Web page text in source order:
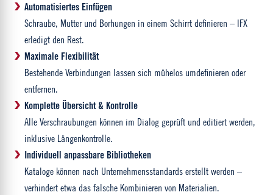
Automatisiertes Einfügen
Schraube, Mutter und Borhungen in einem Schirrt definieren – IFX
erledigt den Rest.
Maximale Flexibilität
Bestehende Verbindungen lassen sich mühelos umdefinieren oder
entfernen.
Komplette Übersicht & Kontrolle
Alle Verschraubungen können im Dialog geprüft und editiert werden,
inklusive Längenkontrolle.
Individuell anpassbare Bibliotheken
Kataloge können nach Unternehmensstandards erstellt werden –
verhindert etwa das falsche Kombinieren von Materialien.